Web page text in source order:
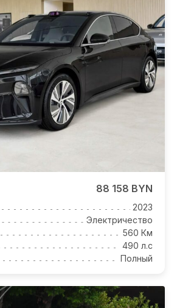
88 158 BYN
2023
Электричество
560 Км
490 л.с
Полный